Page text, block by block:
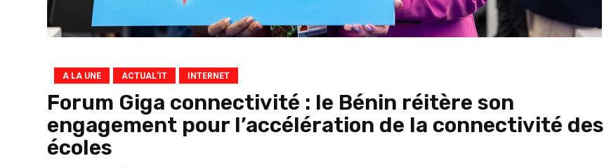
A LA UNE ACTUAL’IT INTERNET
Forum Giga connectivité : le Bénin réitère son
engagement pour l’accélération de la connectivité des
écoles